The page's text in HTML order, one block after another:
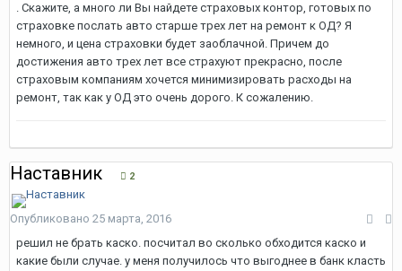
. Скажите, а много ли Вы найдете страховых контор, готовых по
страховке послать авто старше трех лет на ремонт к ОД? Я
немного, и цена страховки будет заоблачной. Причем до
достижения авто трех лет все страхуют прекрасно, после
страховым компаниям хочется минимизировать расходы на
ремонт, так как у ОД это очень дорого. К сожалению.
Наставник 2
Опубликовано 25 марта, 2016
решил не брать каско. посчитал во сколько обходится каско и
какие были случае. у меня получилось что выгоднее в банк класть